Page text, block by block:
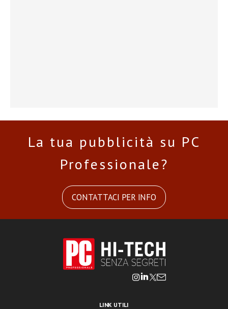
La tua pubblicità su PC
Professionale?
CONTATTACI PER INFO
LINK UTILI